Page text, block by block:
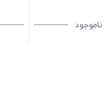
ناموجود